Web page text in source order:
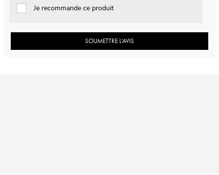
Je recommande ce produit
SOUMETTRE L’AVIS